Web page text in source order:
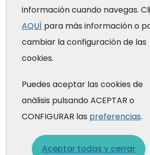
información cuando navegas.
AQUÍ para más información o
cambiar la configuración de las
cookies.
Puedes aceptar las cookies de
anàlisis pulsando ACEPTAR o
CONFIGURAR las preferencias.
Aceptar todas y cerrar
7 jul. 2026